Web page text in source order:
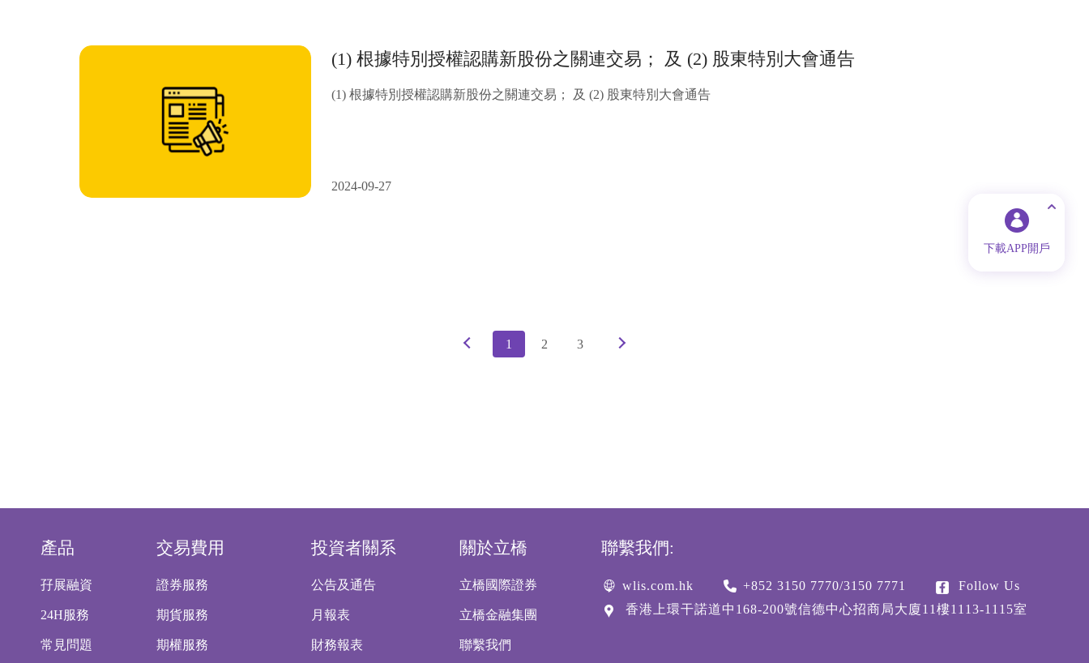
(1) 根據特別授權認購新股份之關連交易； 及 (2) 股東特別大會通告
(1) 根據特別授權認購新股份之關連交易； 及 (2) 股東特別大會通告
2024-09-27
1 2 3
下載APP開戶
產品
孖展融資
24H服務
常見問題
交易費用
證券服務
期貨服務
期權服務
投資者關系
公告及通告
月報表
財務報表
關於立橋
立橋國際證券
立橋金融集團
聯繫我們
聯繫我們:
wlis.com.hk +852 3150 7770/3150 7771
Follow Us
香港上環干諾道中168-200號信德中心招商局大廈11樓1113-1115室